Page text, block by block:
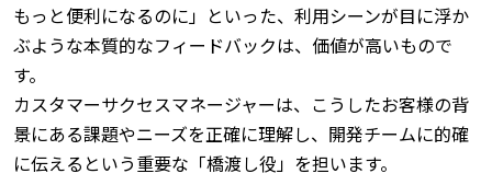
もっと便利になるのに」といった、利用シーンが目に浮か
ぶような本質的なフィードバックは、価値が高いもので
す。
カスタマーサクセスマネージャーは、こうしたお客様の背
景にある課題やニーズを正確に理解し、開発チームに的確
に伝えるという重要な「橋渡し役」を担います。